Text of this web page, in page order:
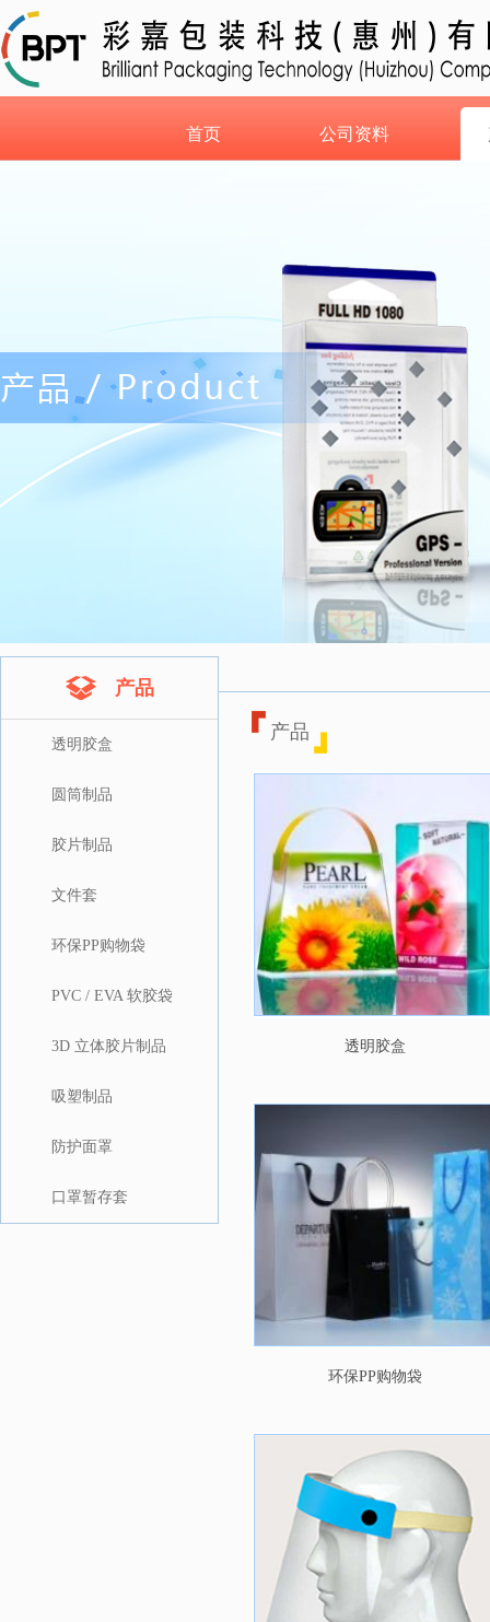
首页 公司资料
产品
透明胶盒
圆筒制品
胶片制品
文件套
环保PP购物袋
PVC / EVA 软胶袋
3D 立体胶片制品
吸塑制品
防护面罩
口罩暂存套
产品
透明胶盒
环保PP购物袋